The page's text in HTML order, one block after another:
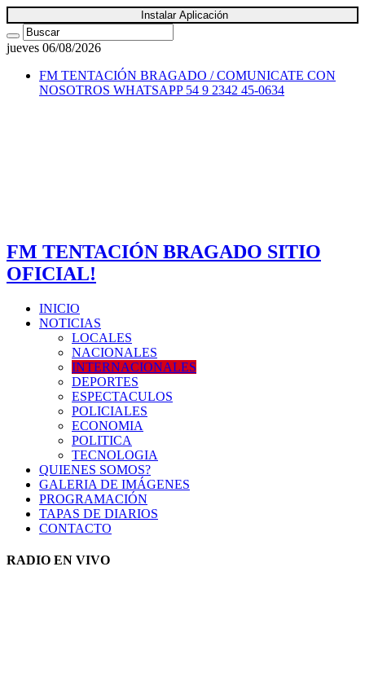
Instalar Aplicación
jueves 06/08/2026
FM TENTACIÓN BRAGADO / COMUNICATE CON
NOSOTROS WHATSAPP 54 9 2342 45-0634
FM TENTACIÓN BRAGADO SITIO
OFICIAL!
INICIO
NOTICIAS
LOCALES
NACIONALES
INTERNACIONALES
DEPORTES
ESPECTACULOS
POLICIALES
ECONOMIA
POLITICA
TECNOLOGIA
QUIENES SOMOS?
GALERIA DE IMÁGENES
PROGRAMACIÓN
TAPAS DE DIARIOS
CONTACTO
RADIO EN VIVO